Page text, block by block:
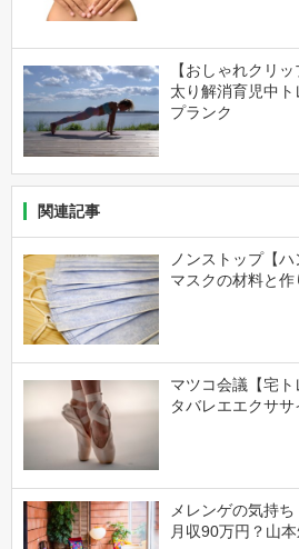
【おしゃれクリ
太り解消育児中ト
プランク
関連記事
ノンストップ【
マスクの材料と作
マツコ会議【宅
タバレエエクササ
メレンゲの気持
月収90万円？山